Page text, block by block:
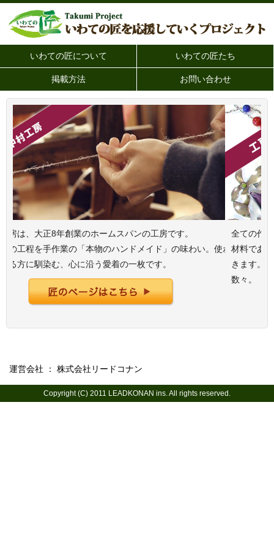
いわての匠について いわての匠たち
掲載方法 お問い合わせ
正8年創業のホームスパンの工房です。
手作業の「本物のハンドメイド」の味わい。使わ
染む、心に沿う愛着の一枚です。
全ての作品が手作
材料である貴金属
きます。多彩な魅
運営会社 ： 株式会社リードコナン
Copyright (C) 2011 LEADKONAN ins. All rights reserved.